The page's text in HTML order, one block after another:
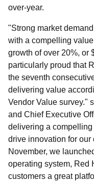
over-year.
"Strong market
with a compelling
growth of over 20%, or
particularly proud that
the seventh
delivering value
Vendor Value survey."
and Chief Executive
delivering a
drive innovation for our
November, we
operating system, Red
customers a great